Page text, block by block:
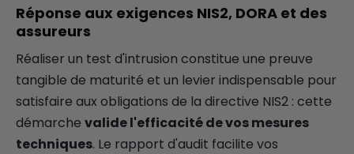
Réponse aux exigences NIS2, DORA et des
assureurs
Réaliser un test d'intrusion constitue une preuve
tangible de maturité et un levier indispensable pour
satisfaire aux obligations de la directive NIS2 : cette
démarche valide l'efficacité de vos mesures
techniques. Le rapport d'audit facilite vos